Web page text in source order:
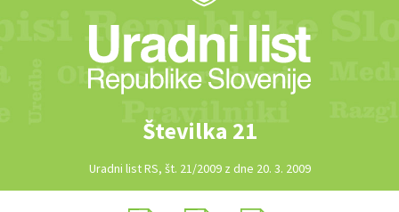
Številka 21
Uradni list RS, št. 21/2009 z dne 20. 3. 2009